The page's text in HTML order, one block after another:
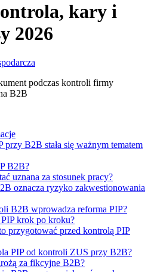
kary i
2026
przy B2B stała się ważnym tematem
B2B?
uznana za stosunek pracy?
oznacza ryzyko zakwestionowania
B2B wprowadza reforma PIP?
krok po kroku?
przygotować przed kontrolą PIP
PIP od kontroli ZUS przy B2B?
za fikcyjne B2B?